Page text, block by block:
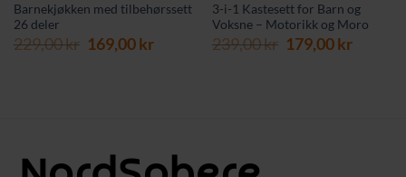
Barnekjøkken med tilbehørssett
26 deler
229,00kr Opprinnelig
169,00krNåværende
3-i-1 Kastesett for Barn og
Voksne – Motorikk og Moro
239,00kr Opprinnelig
179,00kr